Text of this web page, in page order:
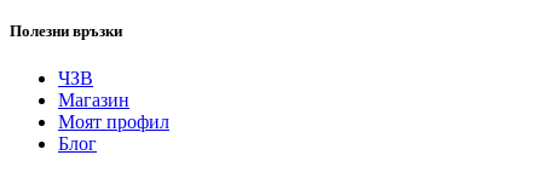
Полезни връзки
ЧЗВ
Магазин
Моят профил
Блог